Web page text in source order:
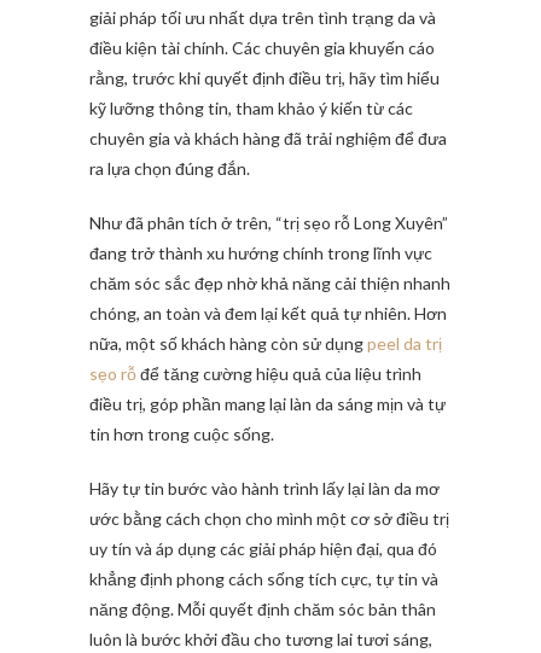
giải pháp tối ưu nhất dựa trên tình trạng da và
điều kiện tài chính. Các chuyên gia khuyến cáo
rằng, trước khi quyết định điều trị, hãy tìm hiểu
kỹ lưỡng thông tin, tham khảo ý kiến từ các
chuyên gia và khách hàng đã trải nghiệm để đưa
ra lựa chọn đúng đắn.
Như đã phân tích ở trên, “trị sẹo rỗ Long Xuyên”
đang trở thành xu hướng chính trong lĩnh vực
chăm sóc sắc đẹp nhờ khả năng cải thiện nhanh
chóng, an toàn và đem lại kết quả tự nhiên. Hơn
nữa, một số khách hàng còn sử dụngpeel da trị
sẹo rỗđể tăng cường hiệu quả của liệu trình
điều trị, góp phần mang lại làn da sáng mịn và tự
tin hơn trong cuộc sống.
Hãy tự tin bước vào hành trình lấy lại làn da mơ
ước bằng cách chọn cho mình một cơ sở điều trị
uy tín và áp dụng các giải pháp hiện đại, qua đó
khẳng định phong cách sống tích cực, tự tin và
năng động. Mỗi quyết định chăm sóc bản thân
luôn là bước khởi đầu cho tương lai tươi sáng,